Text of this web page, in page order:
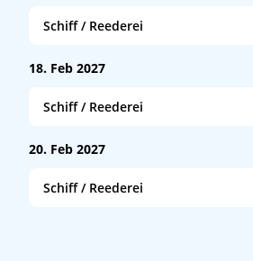
Schiff / Reederei
Silver Nova
Azamara Journey
18. Feb 2027
Schiff / Reederei
Azamara Journey
Costa Serena/Costa Kreuzfahrten
20. Feb 2027
Schiff / Reederei